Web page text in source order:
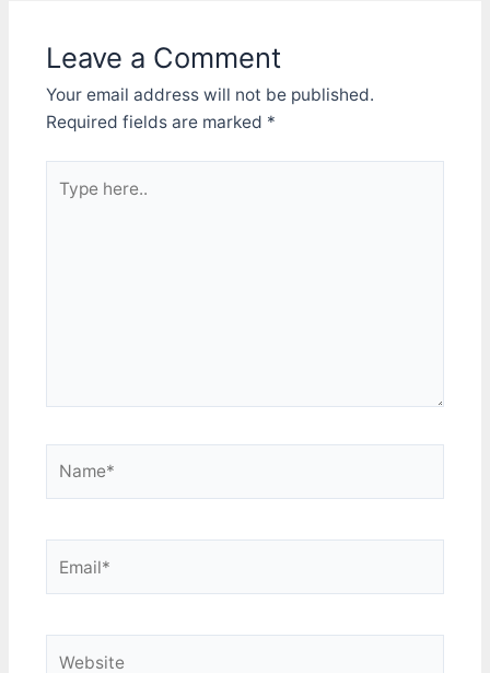
Leave a Comment
Your email address will not be published.
Required fields are marked *
here..